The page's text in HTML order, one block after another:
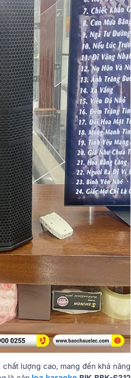
lượng cao, mang đến khả năng